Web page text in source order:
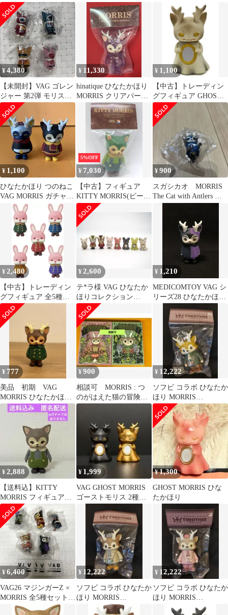
MORRIS ＶＡＧ
モリス ソフビ つのね
こ 新品
セット
¥4,380
【未開封】VAG ゴレン
ジャー 第2弾 モリス
MORIIS ガチャ 4種
¥ 11,330
hinatique ひなたかほり
MORRIS クリアパープ
ル成型
¥ 1,100
【中古】トレーディン
グフィギュア GHOST
MORRIS(白) 「VAG
SERIES20 ひなたかほ
りコレクション
GHOST MORRIS」
¥ 1,100
ひなたかほり つのねこ
VAG MORRIS ガチャ
マジンガーz ver.
5%OFF
¥ 7,030
【中古】フィギュア
KITTY MORRIS(ピータ
ーパン) 「Morris The
Cat with Antlers」 ソフ
ビフィギュア ピーター
パン ART JAM 2021限
定
¥900
スガシカオ MORRIS
The Cat with Antlers フ
¥ 2,480
【中古】トレーディン
グフィギュア 全5種セ
ット 「VAG SERIES19
CONSTANTINE -Friend
of MORRIS-」
¥2,600
テ*ラ様 VAG ひなたか
ほりコレクション
GHOST MORRIS
CLASS
¥ 1,210
MEDICOMTOY VAG シ
リーズ28 ひなたかほり
¥ 777
美品 初期 VAG
MORRIS ひなたかほり
つのねこ 緑
¥900
相談可 MORRIS : つ
のがはえた猫の冒険
上下 全巻セット
¥ 12,222
ソフビ コラボ ひなたか
ほり MORRIS
TIMOTHEE 1st color
¥2,888
【送料込】KITTY
MORRIS フィギュア◎
郵便局限定カラー☆グ
リーン 緑
¥ 1,999
VAG GHOST MORRIS
ゴーストモリス 2種セ
¥1,300
GHOST MORRIS ひな
たかほり
¥6,400
VAG26 マジンガーZ ×
MORRIS 全5種セット
ひなたかほり
¥ 12,222
ソフビ コラボ ひなたか
ほり MORRIS
TIMOTHEE 2nd color
¥ 12,222
ソフビ コラボ ひなたか
ほり MORRIS
TIMOTHEE 4th color